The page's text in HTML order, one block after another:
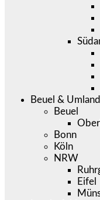
Beuel & Umland
Beuel
Bonn
Köln
NRW
Eifel